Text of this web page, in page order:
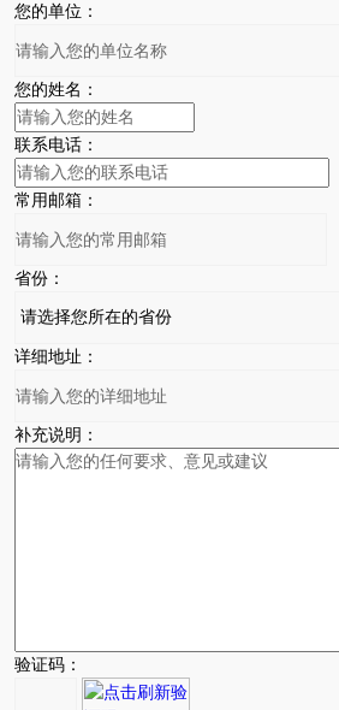
您的单位：
您的姓名：
联系电话：
常用邮箱：
省份：
详细地址：
补充说明：
验证码：